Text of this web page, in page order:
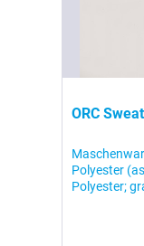
ORC
Polyester
Polyester;